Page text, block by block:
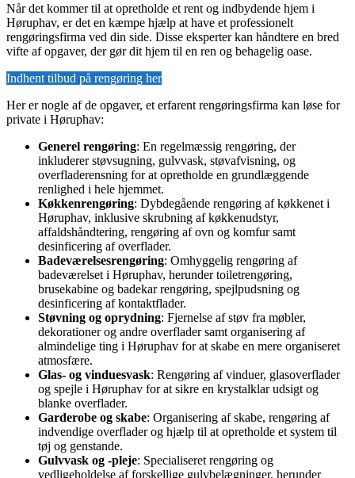
Når det kommer til at opretholde et rent og indbydende hjem i
Høruphav, er det en kæmpe hjælp at have et professionelt
rengøringsfirma ved din side. Disse eksperter kan håndtere en bred
vifte af opgaver, der gør dit hjem til en ren og behagelig oase.
Indhent tilbud på rengøring her
Her er nogle af de opgaver, et erfarent rengøringsfirma kan løse for
private i Høruphav:
Generel rengøring: En regelmæssig rengøring, der
inkluderer støvsugning, gulvvask, støvafvisning, og
overfladerensning for at opretholde en grundlæggende
renlighed i hele hjemmet.
Køkkenrengøring: Dybdegående rengøring af køkkenet i
Høruphav, inklusive skrubning af køkkenudstyr,
affaldshåndtering, rengøring af ovn og komfur samt
desinficering af overflader.
Badeværelsesrengøring: Omhyggelig rengøring af
badeværelset i Høruphav, herunder toiletrengøring,
brusekabine og badekar rengøring, spejlpudsning og
desinficering af kontaktflader.
Støvning og oprydning: Fjernelse af støv fra møbler,
dekorationer og andre overflader samt organisering af
almindelige ting i Høruphav for at skabe en mere organiseret
atmosfære.
Glas- og vinduesvask: Rengøring af vinduer, glasoverflader
og spejle i Høruphav for at sikre en krystalklar udsigt og
blanke overflader.
Garderobe og skabe: Organisering af skabe, rengøring af
indvendige overflader og hjælp til at opretholde et system til
tøj og genstande.
Gulvvask og -pleje: Specialiseret rengøring og
vedligeholdelse af forskellige gulvbelægninger, herunder